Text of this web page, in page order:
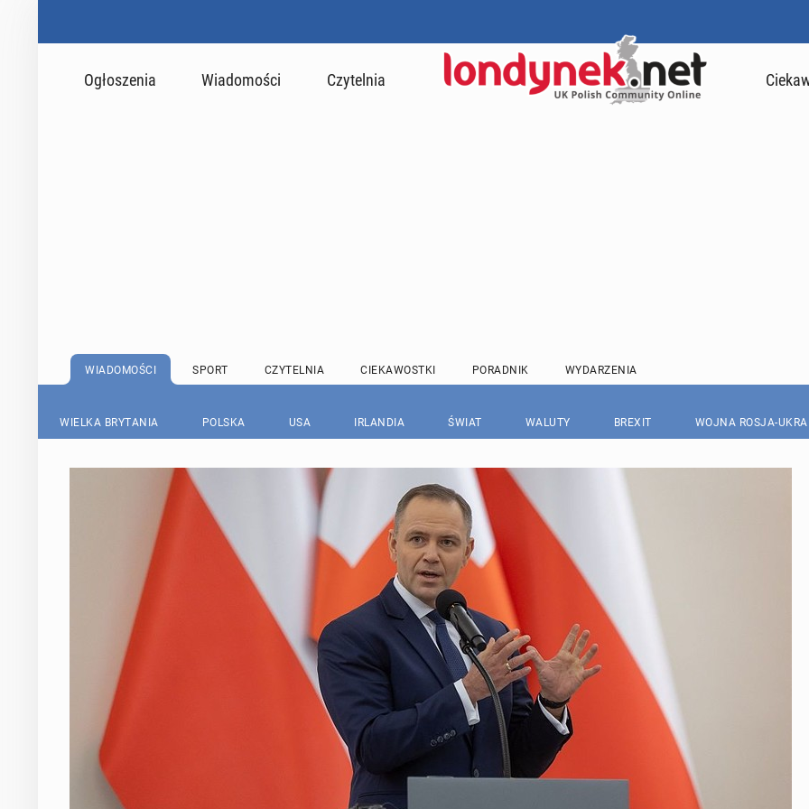
Ogłoszenia Wiadomości Czytelnia
WIADOMOŚCI SPORT CZYTELNIA CIEKAWOSTKI PORADNIK WYDARZENIA
WIELKA BRYTANIA POLSKA USA IRLANDIA ŚWIAT WALUTY BREXIT WOJNA ROSJA-